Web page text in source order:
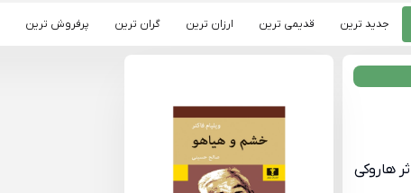
جدید ترین قدیمی ترین ارزان ترین گران ترین پرفروش ترین